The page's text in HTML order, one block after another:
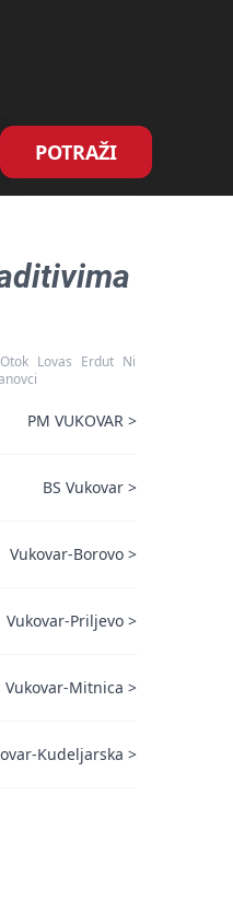
POTRAŽI
Otok Lovas Erdut Ni
PM VUKOVAR >
BS Vukovar >
Vukovar-Borovo >
Vukovar-Priljevo >
Vukovar-Mitnica >
Kudeljarska >